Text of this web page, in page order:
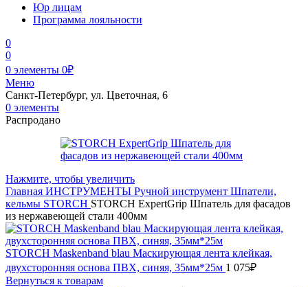
Юр лицам
Программа лояльности
0
0
0 элементы 0₽
Меню
Санкт-Петербург, ул. Цветочная, 6
0 элементы
Распродано
Нажмите, чтобы увеличить
Главная ИНСТРУМЕНТЫ Ручной инструмент Шпатели,
кельмы STORCH STORCH ExpertGrip Шпатель для фасадов
из нержавеющей стали 400мм
STORCH Maskenband blau Маскирующая лента клейкая,
двухсторонняя основа ПВХ, синяя, 35мм*25м 1 075₽
Вернуться к товарам